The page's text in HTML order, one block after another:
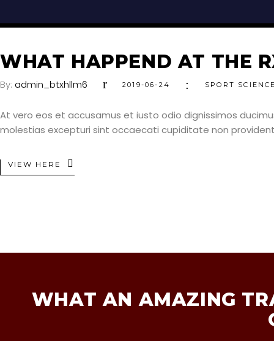
WHAT HAPPEND AT THE
By: admin_btxhllm6 2019-06-24 SPORT
At vero eos et accusamus et iusto odio dignissimos
molestias excepturi sint occaecati cupiditate non
VIEW HERE
WHAT AN AMAZING